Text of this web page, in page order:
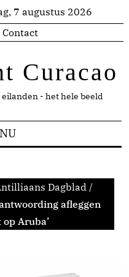
7 augustus 2026
Contact
Curacao
- het hele beeld
Dagblad /
afleggen
Aruba’